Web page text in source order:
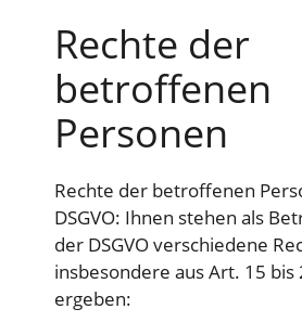
Rechte der
betroffenen
Personen
Rechte der betroffenen
DSGVO: Ihnen stehen als
der DSGVO verschiedene
insbesondere aus Art. 15 bis
ergeben: